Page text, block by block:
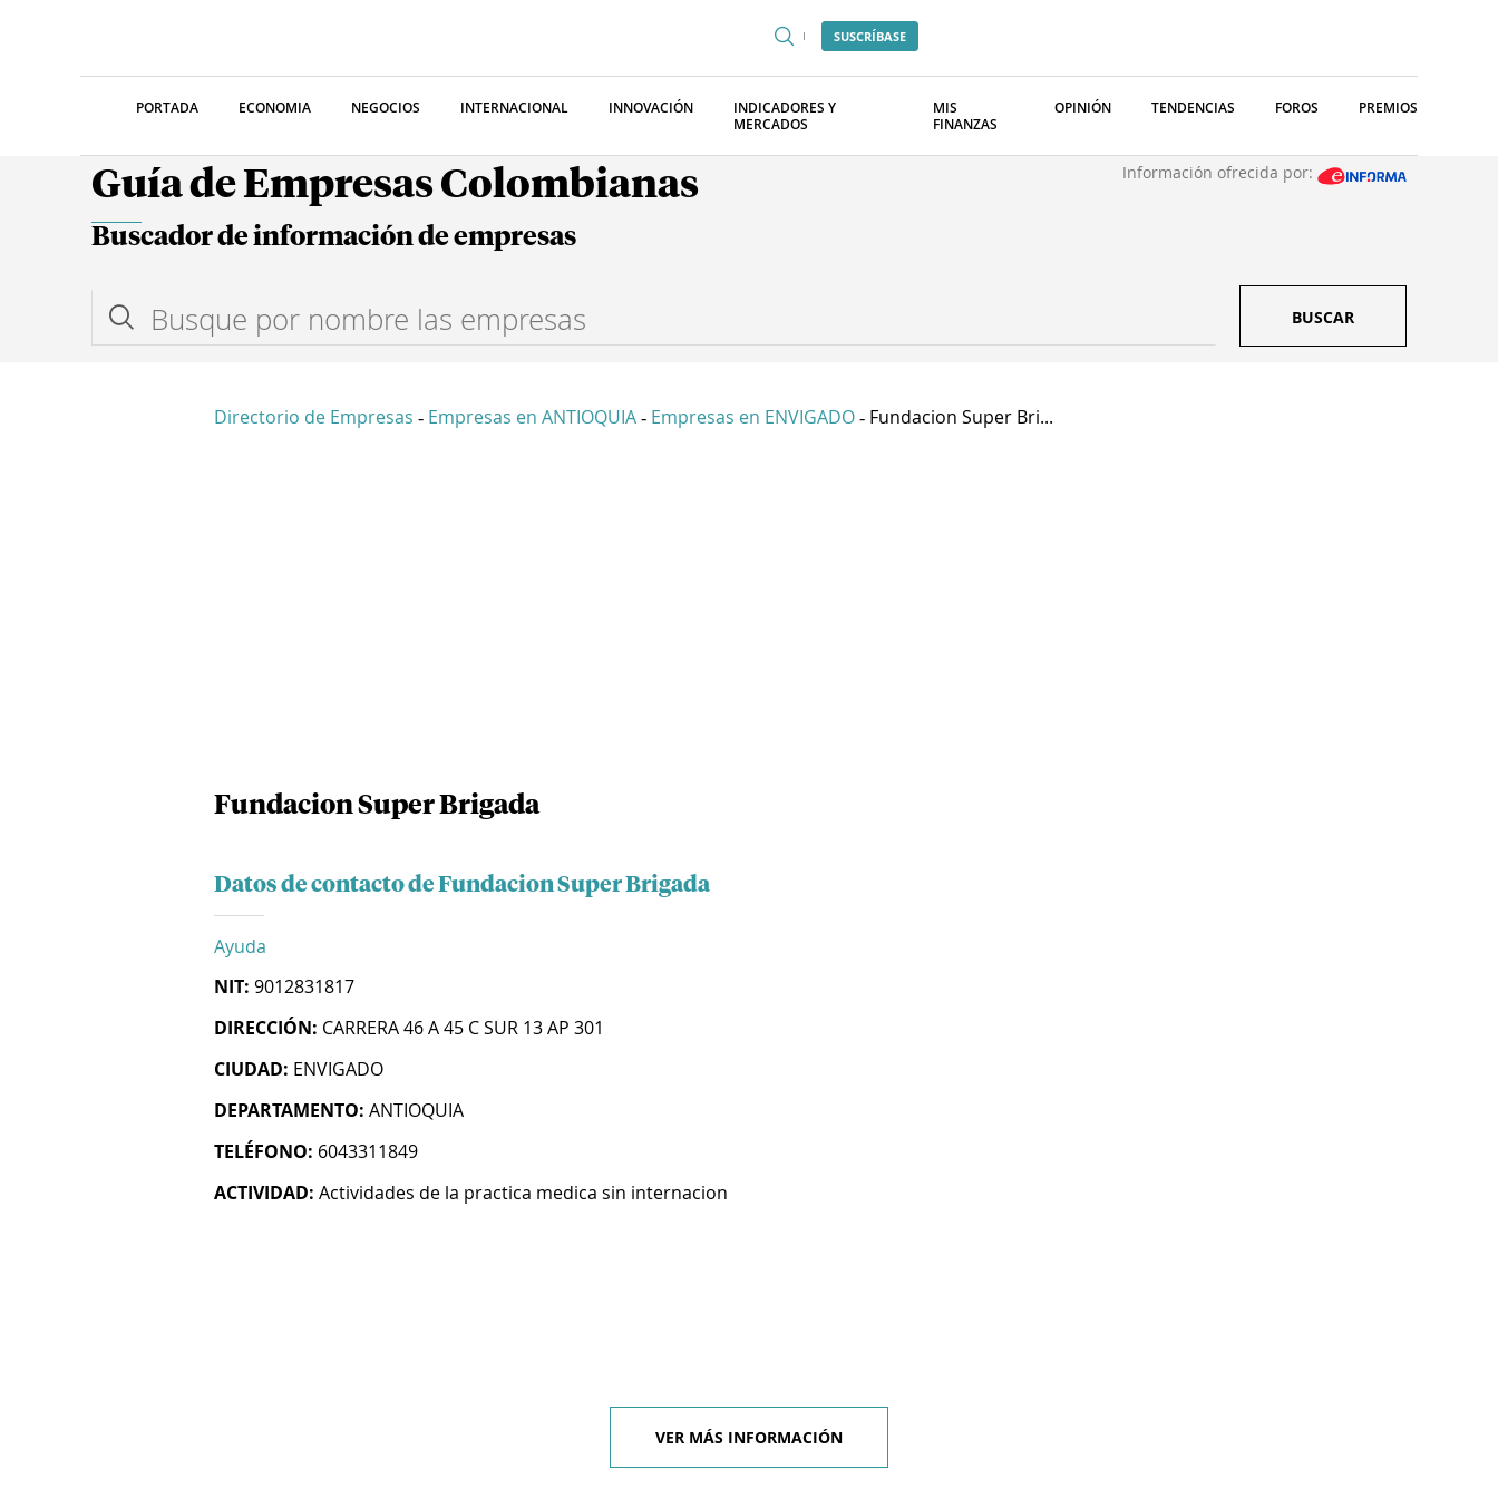
SUSCRÍBASE
PORTADA ECONOMIA NEGOCIOS INTERNACIONAL INNOVACIÓN
INDICADORES Y
MERCADOS
MIS
FINANZAS
OPINIÓN TENDENCIAS FOROS PREMIOS
Guía de Empresas Colombianas Información ofrecida por:
Buscador de información de empresas
BUSCAR
Directorio de Empresas - Empresas en ANTIOQUIA - Empresas en ENVIGADO - Fundacion Super Bri...
Fundacion Super Brigada
Datos de contacto de Fundacion Super Brigada
Ayuda
NIT: 9012831817
DIRECCIÓN: CARRERA 46 A 45 C SUR 13 AP 301
CIUDAD: ENVIGADO
DEPARTAMENTO: ANTIOQUIA
TELÉFONO: 6043311849
ACTIVIDAD: Actividades de la practica medica sin internacion
VER MÁS INFORMACIÓN